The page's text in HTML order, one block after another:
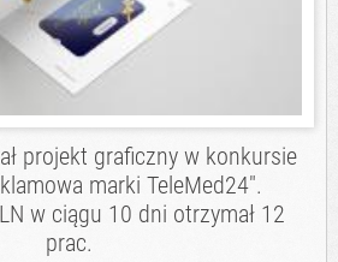
projekt graficzny w konkursie
marki TeleMed24".
w ciągu 10 dni otrzymał 12
prac.